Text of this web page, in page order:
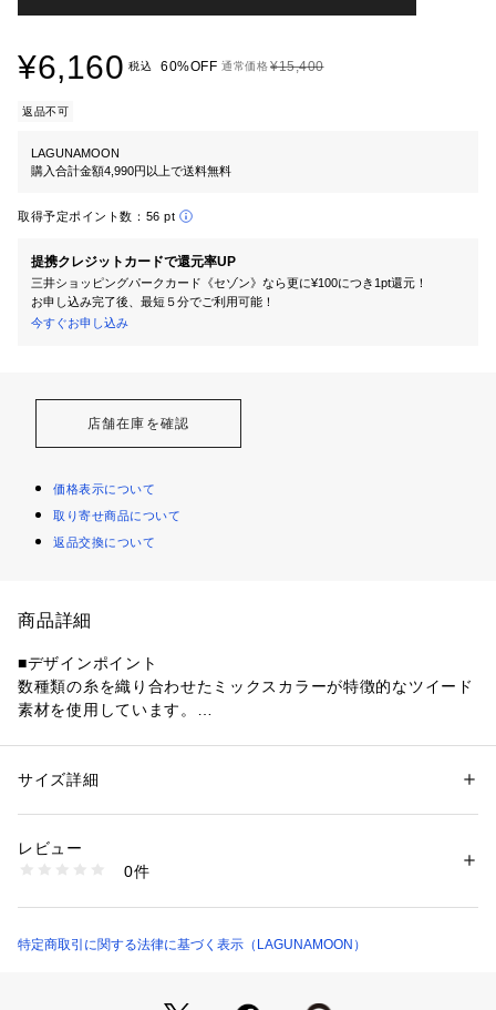
¥6,160 税込 60%OFF 通常価格¥15,400
返品不可
LAGUNAMOON
購入合計金額4,990円以上で送料無料
取得予定ポイント数： 56 pt
提携クレジットカードで還元率UP
三井ショッピングパークカード《セゾン》なら更に¥100につき1pt還元！
お申し込み完了後、最短５分でご利用可能！
今すぐお申し込み
店舗在庫を確認
価格表示について
取り寄せ商品について
返品交換について
商品詳細
■デザインポイント
数種類の糸を織り合わせたミックスカラーが特徴的なツイード
素材を使用しています。
大きく開いたVネックとメタルZIPがフィットアンドフレアの甘
■スタイリングポイント
・着映えするアイテムなので、ブーツやミュール、小物で変化
性別：レディース
素材：表地:ポリエステル93％ レーヨン7％ 裏地:ポリエステル100％
商品番号：
032550302901 （ショップ）
サイズ詳細
レビュー
0件
特定商取引に関する法律に基づく表示（LAGUNAMOON）